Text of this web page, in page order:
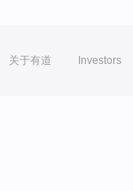
关于有道 Investors